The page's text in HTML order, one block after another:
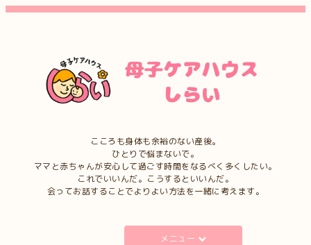
こころも身体も余裕のない産後。
ひとりで悩まないで。
ママと赤ちゃんが安心して過ごす時間をなるべく多くしたい。
これでいいんだ。こうするといいんだ。
会ってお話することでよりよい方法を一緒に考えます。
メニュー